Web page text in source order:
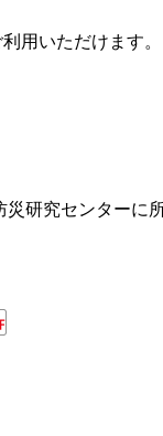
用いただけます。
研究センターに